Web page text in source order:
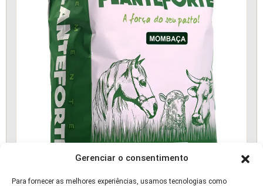
Gerenciar o consentimento
Para fornecer as melhores experiências, usamos tecnologias como